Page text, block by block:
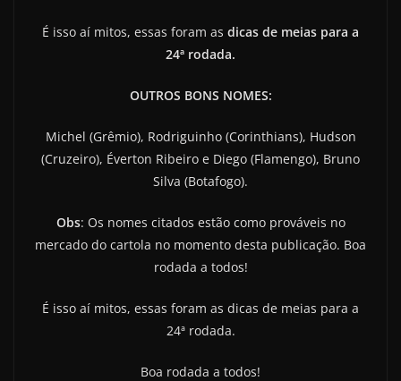
É isso aí mitos, essas foram as dicas de meias para a
24ª rodada.
OUTROS BONS NOMES:
Michel (Grêmio), Rodriguinho (Corinthians), Hudson
(Cruzeiro), Éverton Ribeiro e Diego (Flamengo), Bruno
Silva (Botafogo).
Obs: Os nomes citados estão como prováveis no
mercado do cartola no momento desta publicação. Boa
rodada a todos!
É isso aí mitos, essas foram as dicas de meias para a
24ª rodada.
Boa rodada a todos!